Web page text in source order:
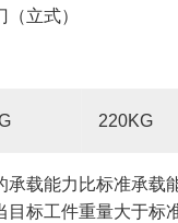
（立式）
220KG
承载能力比标准承载
目标工件重量大于标